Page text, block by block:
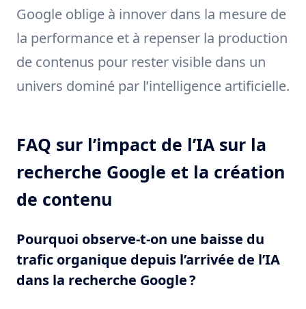
Google oblige à innover dans la mesure de
la performance et à repenser la production
de contenus pour rester visible dans un
univers dominé par l’intelligence artificielle.
FAQ sur l’impact de l’IA sur la
recherche Google et la création
de contenu
Pourquoi observe-t-on une baisse du
trafic organique depuis l’arrivée de l’IA
dans la recherche Google ?